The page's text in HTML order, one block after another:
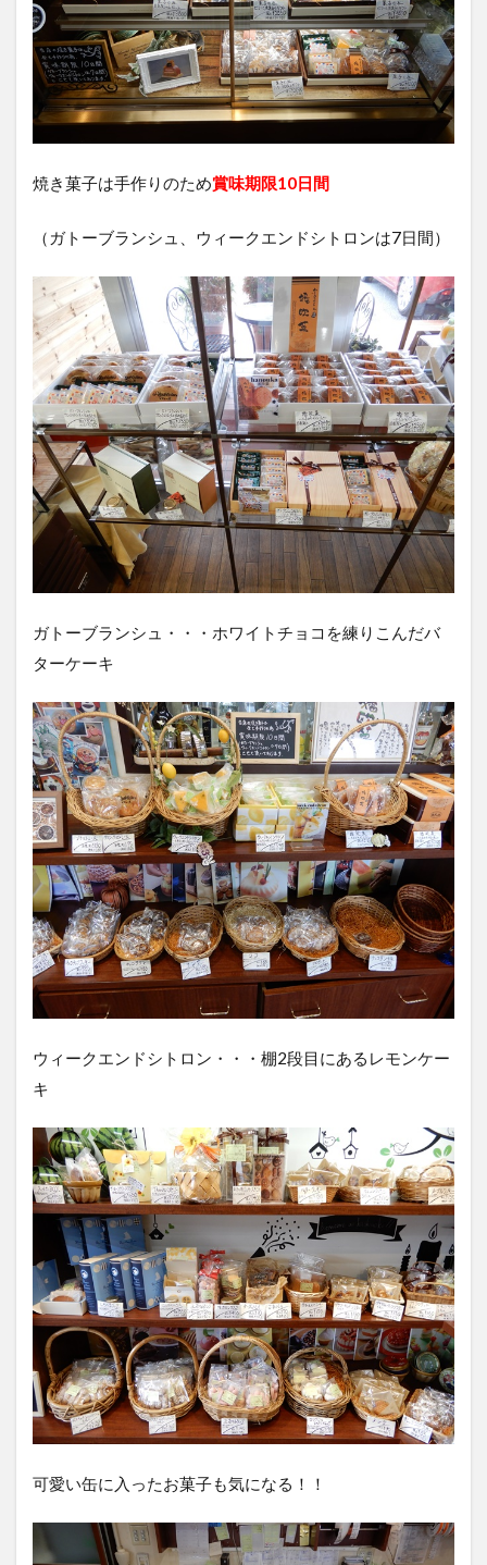
焼き菓子は手作りのため賞味期限10日間
（ガトーブランシュ、ウィークエンドシトロンは7日間）
ガトーブランシュ・・・ホワイトチョコを練りこんだバ
ターケーキ
ウィークエンドシトロン・・・棚2段目にあるレモンケー
キ
可愛い缶に入ったお菓子も気になる！！